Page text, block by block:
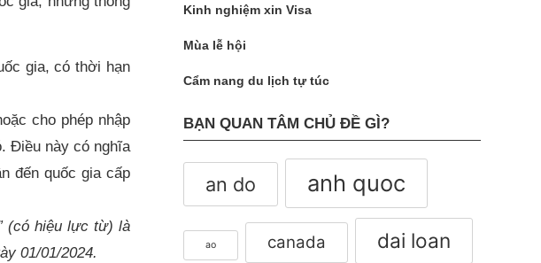
gia, có thời hạn
cho phép nhập
Điều này có nghĩa
đến quốc gia cấp
(có hiệu lực từ) là
01/01/2024.
Kinh nghiệm xin Visa
Mùa lễ hội
Cẩm nang du lịch tự túc
BẠN QUAN TÂM CHỦ ĐỀ GÌ?
an do anh quoc
ao canada dai loan